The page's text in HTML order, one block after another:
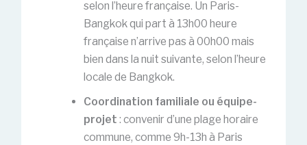
selon l’heure française. Un Paris-
Bangkok qui part à 13h00 heure
française n’arrive pas à 00h00 mais
bien dans la nuit suivante, selon l’heure
locale de Bangkok.
Coordination familiale ou équipe-
projet : convenir d’une plage horaire
commune, comme 9h-13h à Paris